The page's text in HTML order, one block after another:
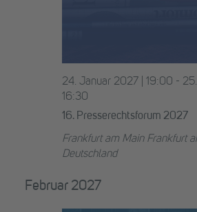
16. Presserechtsforum 2027
24. Januar 2027 | 19:00 -
16:30
Frankfurt am Main Frankfurt
Deutschland
Februar 2027